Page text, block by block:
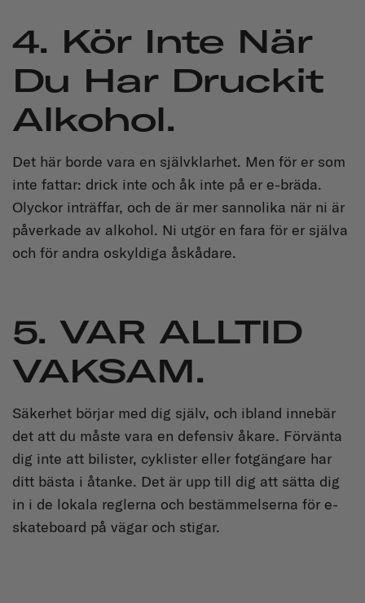
4. Kör Inte När
Du Har Druckit
Alkohol.
Det här borde vara en självklarhet. Men för er som
inte fattar: drick inte och åk inte på er e-bräda.
Olyckor inträffar, och de är mer sannolika när ni är
påverkade av alkohol. Ni utgör en fara för er själva
och för andra oskyldiga åskådare.
5. VAR ALLTID
VAKSAM.
Säkerhet börjar med dig själv, och ibland innebär
det att du måste vara en defensiv åkare. Förvänta
dig inte att bilister, cyklister eller fotgängare har
ditt bästa i åtanke. Det är upp till dig att sätta dig
in i de lokala reglerna och bestämmelserna för e-
skateboard på vägar och stigar.